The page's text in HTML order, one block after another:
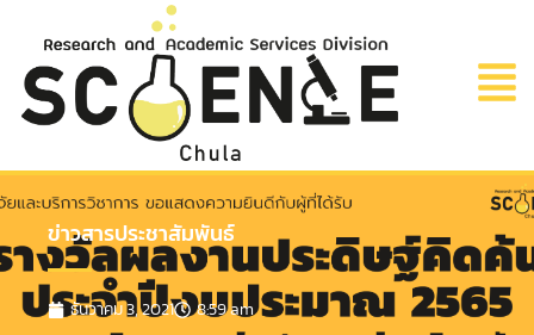
ข่าวสารประชาสัมพันธ์
ธันวาคม 3, 2021 8:59 am